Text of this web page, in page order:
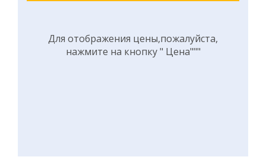
Для отображения цены,пожалуйста,
нажмите на кнопку " Цена"""